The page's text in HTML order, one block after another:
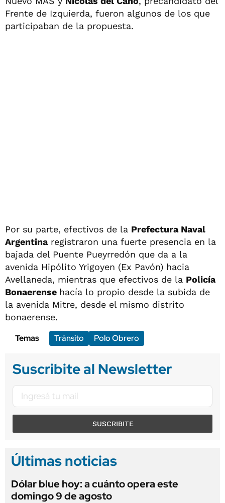
Frente de Izquierda, fueron algunos de los que
participaban de la propuesta.
Por su parte, efectivos de la Prefectura Naval
Argentinaregistraron una fuerte presencia en la
bajada del Puente Pueyrredón que da a la
avenida Hipólito Yrigoyen (Ex Pavón) hacia
Avellaneda, mientras que efectivos de la Policía
Bonaerense hacía lo propio desde la subida de
la avenida Mitre, desde el mismo distrito
bonaerense.
Temas
Tránsito Polo Obrero
Suscribite al Newsletter
SUSCRIBITE
Últimas noticias
Dólar blue hoy: a cuánto opera este
domingo 9 de agosto